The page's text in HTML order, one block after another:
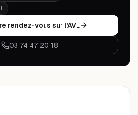
rendez-vous sur l'AVL
03 74 47 20 18